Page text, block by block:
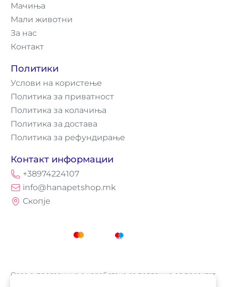
Мачиња
Мали животни
За нас
Контакт
Политики
Услови на користење
Политика за приватност
Политика за колачиња
Политика за достава
Политика за рефундирање
Контакт информации
+38974224107
info@hanapetshop.mk
Скопје
Оваа е-продавница е изработена со поддршка од проектот